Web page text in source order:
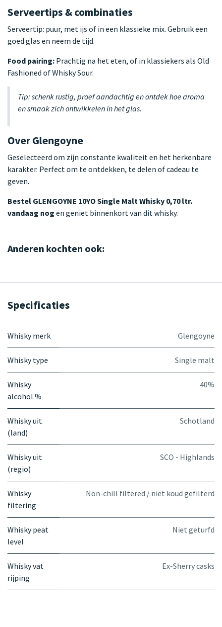
Serveertips & combinaties
Serveertip: puur, met ijs of in een klassieke mix. Gebruik een
goed glas en neem de tijd.
Food pairing: Prachtig na het eten, of in klassiekers als Old
Fashioned of Whisky Sour.
Tip: schenk rustig, proef aandachtig en ontdek hoe aroma
en smaak zich ontwikkelen in het glas.
Over Glengoyne
Geselecteerd om zijn constante kwaliteit en het herkenbare
karakter. Perfect om te ontdekken, te delen of cadeau te
geven.
Bestel GLENGOYNE 10YO Single Malt Whisky 0,70 ltr.
vandaag nog en geniet binnenkort van dit whisky.
Anderen kochten ook:
Specificaties
Whisky merk Glengoyne
Whisky type Single malt
Whisky
alcohol %
40%
Whisky uit
(land)
Schotland
Whisky uit
(regio)
SCO - Highlands
Whisky
filtering
Non-chill filtered / niet koud gefilterd
Whisky peat
level
Niet geturfd
Whisky vat
rijping
Ex-Sherry casks